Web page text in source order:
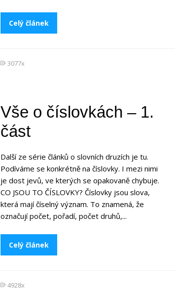
Celý článek
3077x
Vše o číslovkách – 1.
část
Další ze série článků o slovních druzích je tu.
Podíváme se konkrétně na číslovky. I mezi nimi
je dost jevů, ve kterých se opakovaně chybuje.
CO JSOU TO ČÍSLOVKY? Číslovky jsou slova,
která mají číselný význam. To znamená, že
označují počet, pořadí, počet druhů,...
Celý článek
4928x